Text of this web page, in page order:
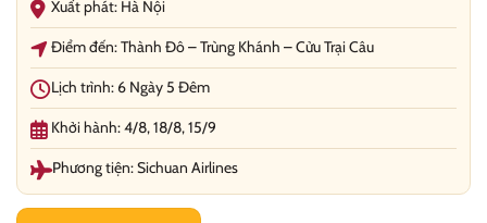
Xuất phát: Hà Nội
Điểm đến: Thành Đô – Trùng Khánh – Cửu Trại Câu
Lịch trình: 6 Ngày 5 Đêm
Khởi hành: 4/8, 18/8, 15/9
Phương tiện: Sichuan Airlines